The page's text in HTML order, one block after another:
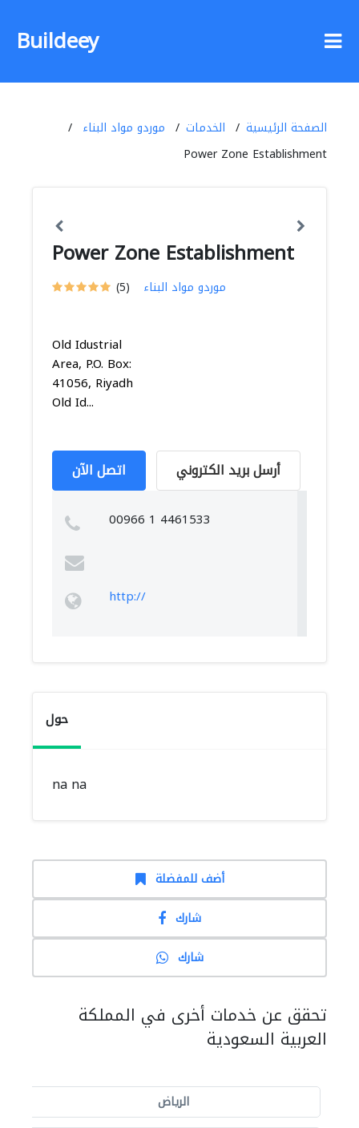
Buildeey
الصفحة الرئيسية الخدمات
موردو مواد البناء
Power Zone Establishment
Power Zone Establishment
(5) موردو مواد البناء
Old Idustrial
Area, P.O. Box:
41056, Riyadh
Old Id...
اتصل الآن أرسل بريد الكتروني
00966 1 4461533
http://
حول
na na
أضف للمفضلة
شارك
شارك
تحقق عن خدمات أخرى في المملكة
العربية السعودية
الرياض